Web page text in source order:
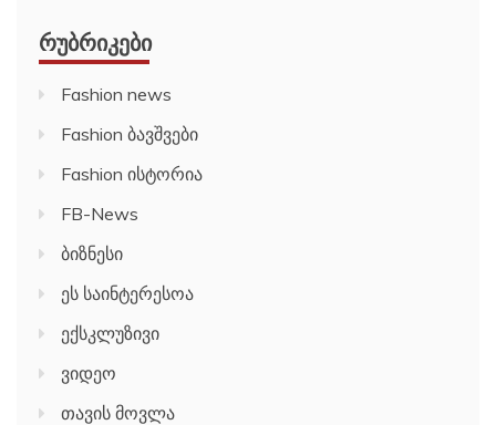
ᲠᲣᲑᲠᲘᲙᲔᲑᲘ
Fashion news
Fashion ბავშვები
Fashion ისტორია
FB-News
ბიზნესი
ეს საინტერესოა
ექსკლუზივი
ვიდეო
თავის მოვლა